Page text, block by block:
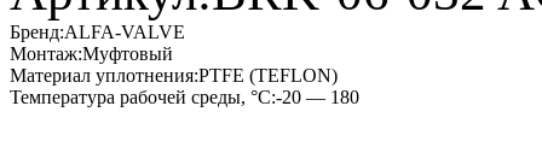
Бренд:ALFA-VALVE
Монтаж:Муфтовый
Материал уплотнения:PTFE (TEFLON)
Температура рабочей среды, °C:-20 — 180